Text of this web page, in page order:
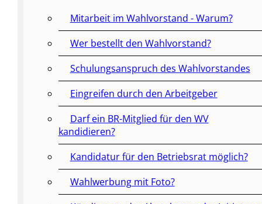
Mitarbeit im Wahlvorstand - Warum?
Wer bestellt den Wahlvorstand?
Schulungsanspruch des Wahlvorstandes
Eingreifen durch den Arbeitgeber
Darf ein BR-Mitglied für den WV
kandidieren?
Kandidatur für den Betriebsrat möglich?
Wahlwerbung mit Foto?